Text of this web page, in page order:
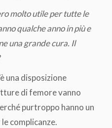
molto utile per tutte le
qualche anno in più e
una grande cura. Il
una disposizione
di femore vanno
purtroppo hanno un
complicanze.